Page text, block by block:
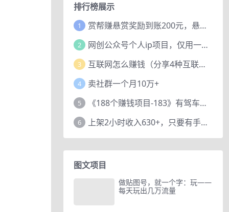
排行榜展示
1 赏帮赚悬赏奖励到账200元，悬赏任务多劳多得，人人可做。
2 网创公众号个人ip项目，仅用一篇文章做到全网引流！
3 互联网怎么赚钱（分享4种互联网赚钱模式）
4 卖社群一个月10万+
5 《188个赚钱项目-183》有驾车评项目，动动小手，复制粘贴赚44元！
6 上架2小时收入630+，只要有手就能做的AI搞钱项目，奶奶看完都能学会!
图文项目
做贴图号，就一个字：玩——
每天玩出几万流量